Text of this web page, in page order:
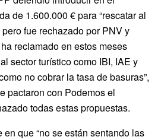
de 1.600.000 € para “rescatar al
fue rechazado por PNV y
reclamado en estos meses
sector turístico como IBI, IAE y
no cobrar la tasa de basuras”,
pactaron con Podemos el
todas estas propuestas.
que “no se están sentando las